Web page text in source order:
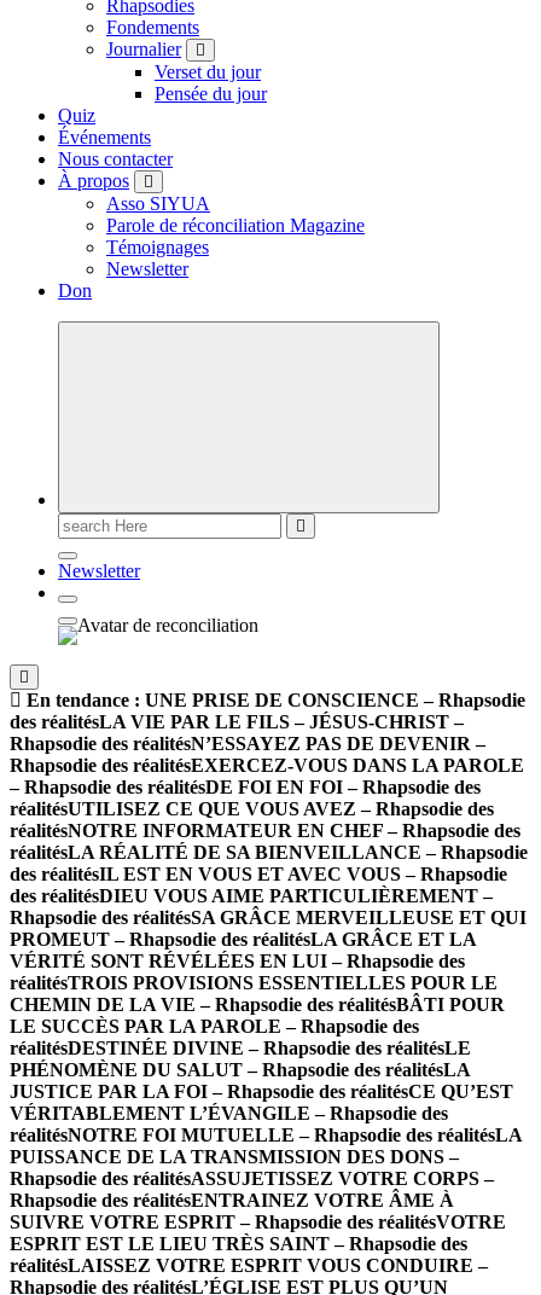
Rhapsodies
Fondements
Journalier
Verset du jour
Pensée du jour
Quiz
Événements
Nous contacter
À propos
Asso SIYUA
Parole de réconciliation Magazine
Témoignages
Newsletter
Don
Newsletter
En tendance : UNE PRISE DE CONSCIENCE – Rhapsodie
des réalitésLA VIE PAR LE FILS – JÉSUS-CHRIST –
Rhapsodie des réalitésN’ESSAYEZ PAS DE DEVENIR –
Rhapsodie des réalitésEXERCEZ-VOUS DANS LA PAROLE
– Rhapsodie des réalitésDE FOI EN FOI – Rhapsodie des
réalitésUTILISEZ CE QUE VOUS AVEZ – Rhapsodie des
réalitésNOTRE INFORMATEUR EN CHEF – Rhapsodie des
réalitésLA RÉALITÉ DE SA BIENVEILLANCE – Rhapsodie
des réalitésIL EST EN VOUS ET AVEC VOUS – Rhapsodie
des réalitésDIEU VOUS AIME PARTICULIÈREMENT –
Rhapsodie des réalitésSA GRÂCE MERVEILLEUSE ET QUI
PROMEUT – Rhapsodie des réalitésLA GRÂCE ET LA
VÉRITÉ SONT RÉVÉLÉES EN LUI – Rhapsodie des
réalitésTROIS PROVISIONS ESSENTIELLES POUR LE
CHEMIN DE LA VIE – Rhapsodie des réalitésBÂTI POUR
LE SUCCÈS PAR LA PAROLE – Rhapsodie des
réalitésDESTINÉE DIVINE – Rhapsodie des réalitésLE
PHÉNOMÈNE DU SALUT – Rhapsodie des réalitésLA
JUSTICE PAR LA FOI – Rhapsodie des réalitésCE QU’EST
VÉRITABLEMENT L’ÉVANGILE – Rhapsodie des
réalitésNOTRE FOI MUTUELLE – Rhapsodie des réalitésLA
PUISSANCE DE LA TRANSMISSION DES DONS –
Rhapsodie des réalitésASSUJETISSEZ VOTRE CORPS –
Rhapsodie des réalitésENTRAINEZ VOTRE ÂME À
SUIVRE VOTRE ESPRIT – Rhapsodie des réalitésVOTRE
ESPRIT EST LE LIEU TRÈS SAINT – Rhapsodie des
réalitésLAISSEZ VOTRE ESPRIT VOUS CONDUIRE –
Rhapsodie des réalitésL’ÉGLISE EST PLUS QU’UN